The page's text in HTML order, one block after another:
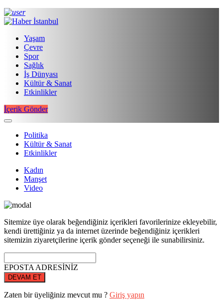
Yaşam
Çevre
Spor
Sağlık
İş Dünyası
Kültür & Sanat
Etkinlikler
İçerik Gönder
Politika
Kültür & Sanat
Etkinlikler
Kadın
Manşet
Video
Sitemize üye olarak beğendiğiniz içerikleri favorilerinize ekleyebilir,
kendi ürettiğiniz ya da internet üzerinde beğendiğiniz içerikleri
sitemizin ziyaretçilerine içerik gönder seçeneği ile sunabilirsiniz.
EPOSTA ADRESİNİZ
DEVAM ET
Zaten bir üyeliğiniz mevcut mu ? Giriş yapın